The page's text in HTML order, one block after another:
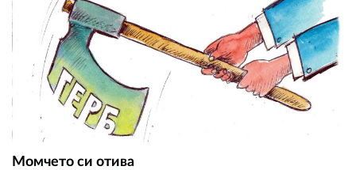
Момчето си отива